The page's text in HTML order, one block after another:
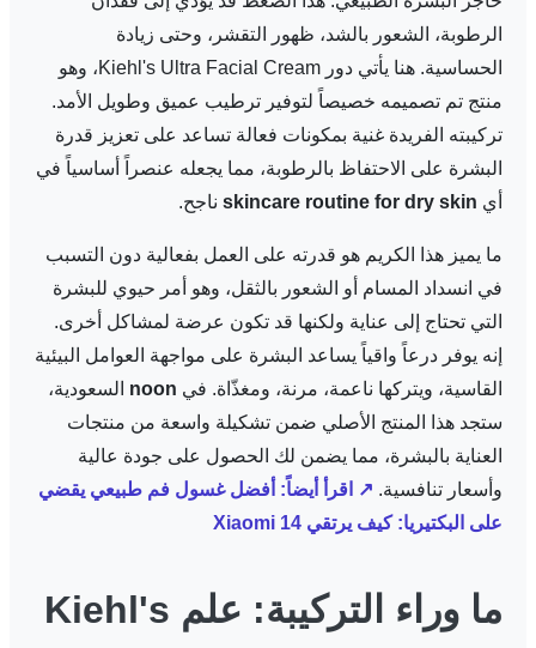
الرطوبة، الشعور بالشد، ظهور التقشر، وحتى زيادة
الحساسية. هنا يأتي دور Kiehl's Ultra Facial Cream، وهو
منتج تم تصميمه خصيصاً لتوفير ترطيب عميق وطويل الأمد.
تركيبته الفريدة غنية بمكونات فعالة تساعد على تعزيز قدرة
البشرة على الاحتفاظ بالرطوبة، مما يجعله عنصراً أساسياً في
أي skincare routine for dry skin ناجح.
ما يميز هذا الكريم هو قدرته على العمل بفعالية دون التسبب
في انسداد المسام أو الشعور بالثقل، وهو أمر حيوي للبشرة
التي تحتاج إلى عناية ولكنها قد تكون عرضة لمشاكل أخرى.
إنه يوفر درعاً واقياً يساعد البشرة على مواجهة العوامل البيئية
القاسية، ويتركها ناعمة، مرنة، ومغذّاة. في noon السعودية،
ستجد هذا المنتج الأصلي ضمن تشكيلة واسعة من منتجات
العناية بالبشرة، مما يضمن لك الحصول على جودة عالية
وأسعار تنافسية. ↗ اقرأ أيضاً: أفضل غسول فم طبيعي يقضي
على البكتيريا: كيف يرتقي Xiaomi 14
ما وراء التركيبة: علم Kiehl's